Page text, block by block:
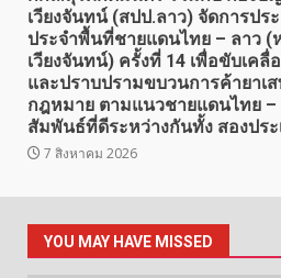
เวียงจันทน์ (สปป.ลาว) จัดการป
ประจำพื้นที่ชายแดนไทย – ลาว (
เวียงจันทน์) ครั้งที่ 14 เพื่อขับเค
และปราบปรามขบวนการค้ายาเ
กฎหมาย ตามแนวชายแดนไทย –
สัมพันธ์ที่ดีระหว่างกันทั้ง สองประ
7 สิงหาคม 2026
YOU MAY HAVE MISSED